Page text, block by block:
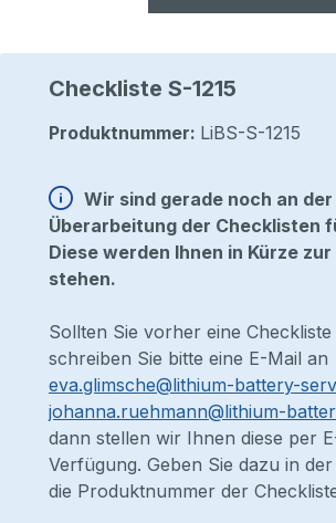
Checkliste S-1215
Produktnummer: LiBS-S-1215
Wir sind gerade noch an der
Überarbeitung der Checklisten
Diese werden Ihnen in Kürze
stehen.
Sollten Sie vorher eine
schreiben Sie bitte eine E-Mail an
eva.glimsche@lithium-battery-
johanna.ruehmann@lithium-
dann stellen wir Ihnen diese per
Verfügung. Geben Sie dazu in
die Produktnummer der